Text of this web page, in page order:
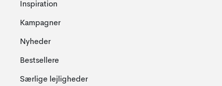
Inspiration
Kampagner
Nyheder
Bestsellere
Særlige lejligheder